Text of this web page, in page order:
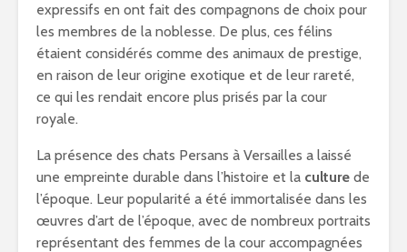
expressifs en ont fait des compagnons de choix pour
les membres de la noblesse. De plus, ces félins
étaient considérés comme des animaux de prestige,
en raison de leur origine exotique et de leur rareté,
ce qui les rendait encore plus prisés par la cour
royale.
La présence des chats Persans à Versailles a laissé
une empreinte durable dans l’histoire et la culture de
l’époque. Leur popularité a été immortalisée dans les
œuvres d’art de l’époque, avec de nombreux portraits
représentant des femmes de la cour accompagnées